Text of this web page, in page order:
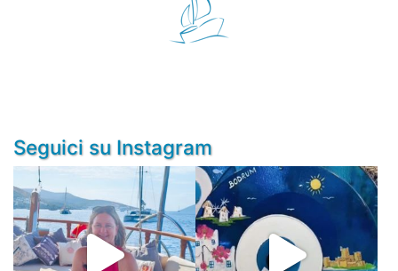
Seguici su Instagram